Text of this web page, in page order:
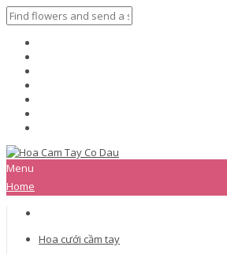
Menu
Home
Hoa cưới cầm tay